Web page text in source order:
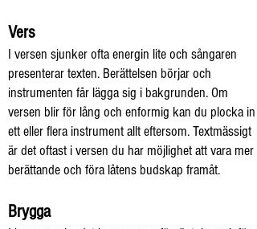
Vers
I versen sjunker ofta energin lite och sångaren
presenterar texten. Berättelsen börjar och
instrumenten får lägga sig i bakgrunden. Om
versen blir för lång och enformig kan du plocka in
ett eller flera instrument allt eftersom. Textmässigt
är det oftast i versen du har möjlighet att vara mer
berättande och föra låtens budskap framåt.
Brygga